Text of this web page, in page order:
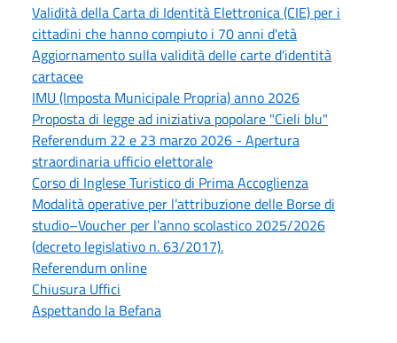
Validità della Carta di Identità Elettronica (CIE) per i
cittadini che hanno compiuto i 70 anni d'età
Aggiornamento sulla validità delle carte d'identità
cartacee
IMU (Imposta Municipale Propria) anno 2026
Proposta di legge ad iniziativa popolare "Cieli blu"
Referendum 22 e 23 marzo 2026 - Apertura
straordinaria ufficio elettorale
Corso di Inglese Turistico di Prima Accoglienza
Modalità operative per l’attribuzione delle Borse di
studio–Voucher per l’anno scolastico 2025/2026
(decreto legislativo n. 63/2017).
Referendum online
Chiusura Uffici
Aspettando la Befana